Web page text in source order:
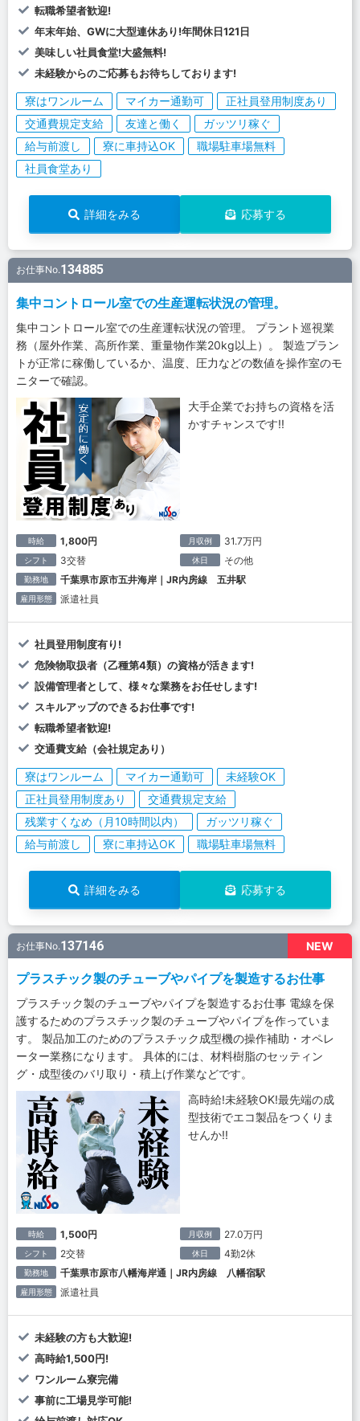
転職希望者歓迎!
年末年始、GWに大型連休あり!年間休日121日
美味しい社員食堂!大盛無料!
未経験からのご応募もお待ちしております!
寮はワンルーム マイカー通勤可
正社員登用制度あり
交通費規定支給
友達と働く
ガッツリ稼ぐ
給与前渡し
寮に車持込OK
職場駐車場無料
社員食堂あり
詳細をみる 応募する
お仕事No.134885
集中コントロール室での生産運転状況の管理。
集中コントロール室での生産運転状況の管理。 プラント巡視業
務（屋外作業、高所作業、重量物作業20kg以上）。 製造プラン
トが正常に稼働しているか、温度、圧力などの数値を操作室のモ
ニターで確認。
大手企業でお持ちの資格を活
かすチャンスです!!
時給 1,800円 月収例 31.7万円
シフト 3交替 休日 その他
勤務地 千葉県市原市五井海岸｜JR内房線 五井駅
雇用形態 派遣社員
社員登用制度有り!
危険物取扱者（乙種第4類）の資格が活きます!
設備管理者として、様々な業務をお任せします!
スキルアップのできるお仕事です!
転職希望者歓迎!
交通費支給（会社規定あり）
寮はワンルーム マイカー通勤可
未経験OK
正社員登用制度あり
交通費規定支給
残業すくなめ（月10時間以内）
ガッツリ稼ぐ
給与前渡し
寮に車持込OK 職場駐車場無料
詳細をみる 応募する
NEW
お仕事No.137146
プラスチック製のチューブやパイプを製造するお仕事
プラスチック製のチューブやパイプを製造するお仕事 電線を保
護するためのプラスチック製のチューブやパイプを作っていま
す。 製品加工のためのプラスチック成型機の操作補助・オペレ
ーター業務になります。 具体的には、材料樹脂のセッティン
グ・成型後のバリ取り・積上げ作業などです。
高時給!未経験OK!最先端の成
型技術でエコ製品をつくりま
せんか!!
時給 1,500円 月収例 27.0万円
シフト 2交替 休日 4勤2休
勤務地 千葉県市原市八幡海岸通｜JR内房線 八幡宿駅
雇用形態 派遣社員
未経験の方も大歓迎!
高時給1,500円!
ワンルーム寮完備
事前に工場見学可能!